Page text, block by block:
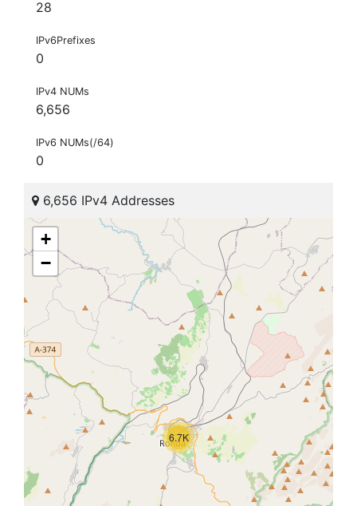
28
IPv6Prefixes
0
IPv4 NUMs
6,656
IPv6 NUMs(/64)
0
6,656 IPv4 Addresses
6.7K
+
−